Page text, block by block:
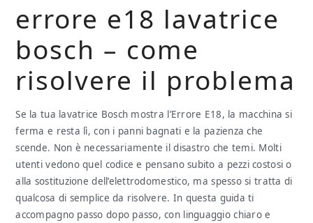
errore e18 lavatrice
bosch​​​ – come
risolvere il problema
Se la tua lavatrice Bosch mostra l’Errore E18, la macchina si
ferma e resta lì, con i panni bagnati e la pazienza che
scende. Non è necessariamente il disastro che temi. Molti
utenti vedono quel codice e pensano subito a pezzi costosi o
alla sostituzione dell’elettrodomestico, ma spesso si tratta di
qualcosa di semplice da risolvere. In questa guida ti
accompagno passo dopo passo, con linguaggio chiaro e